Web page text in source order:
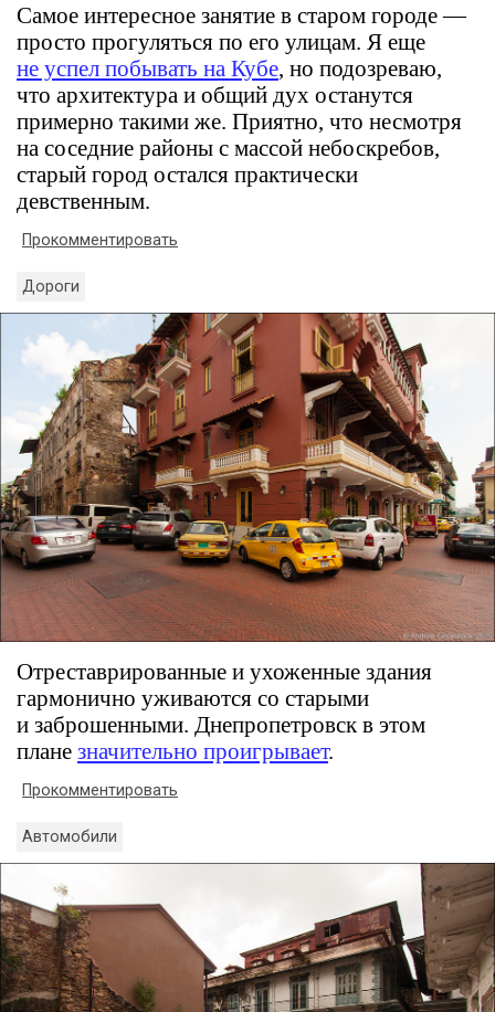
Самое интересное занятие в старом городе —
просто прогуляться по его улицам. Я еще
не успел побывать на Кубе, но подозреваю,
что архитектура и общий дух останутся
примерно такими же. Приятно, что несмотря
на соседние районы с массой небоскребов,
старый город остался практически
девственным.
Прокомментировать
Дороги
Отреставрированные и ухоженные здания
гармонично уживаются со старыми
и заброшенными. Днепропетровск в этом
плане значительно проигрывает.
Прокомментировать
Автомобили